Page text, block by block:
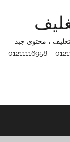
، محتوي جبد